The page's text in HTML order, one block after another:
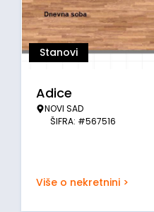
Stanovi
Adice
NOVI SAD
ŠIFRA: #567516
Više o nekretnini >